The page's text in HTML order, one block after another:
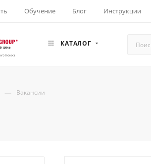
Обучение Блог Инструкции
КАТАЛОГ
— Вакансии